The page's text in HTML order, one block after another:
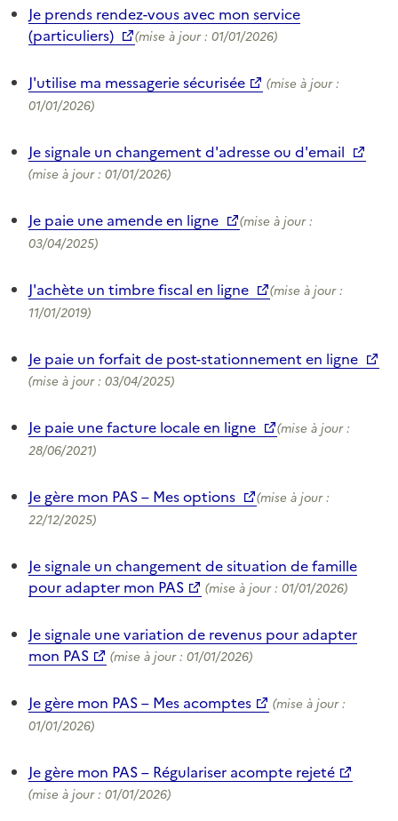
Je prends rendez-vous avec mon service
(particuliers)
(mise à jour : 01/01/2026)
J'utilise ma messagerie sécurisée
(mise à jour :
01/01/2026)
Je signale un changement d'adresse ou d'email
(mise à jour : 01/01/2026)
Je paie une amende en ligne
(mise à jour :
03/04/2025)
J'achète un timbre fiscal en ligne
(mise à jour :
11/01/2019)
Je paie un forfait de post-stationnement en ligne
(mise à jour : 03/04/2025)
Je paie une facture locale en ligne
(mise à jour :
28/06/2021)
Je gère mon PAS – Mes options
(mise à jour :
22/12/2025)
Je signale un changement de situation de famille
pour adapter mon PAS
(mise à jour : 01/01/2026)
Je signale une variation de revenus pour adapter
mon PAS
(mise à jour : 01/01/2026)
Je gère mon PAS – Mes acomptes
(mise à jour :
01/01/2026)
Je gère mon PAS – Régulariser acompte rejeté
(mise à jour : 01/01/2026)